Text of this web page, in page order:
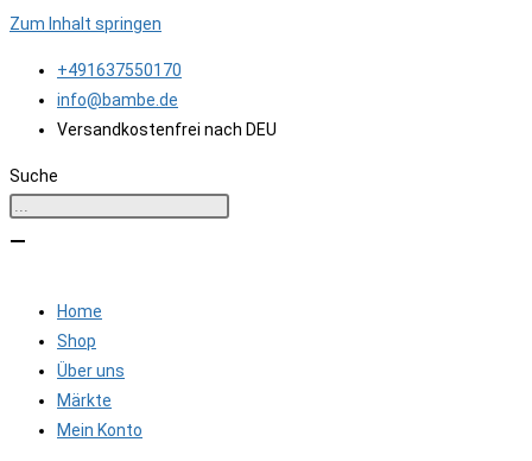
Zum Inhalt springen
+491637550170
info@bambe.de
Versandkostenfrei nach DEU
Suche
Home
Shop
Über uns
Märkte
Mein Konto